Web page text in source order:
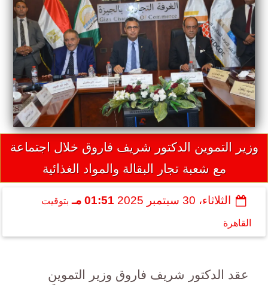
وزير التموين الدكتور شريف فاروق خلال اجتماعة
مع شعبة تجار البقالة والمواد الغذائية
الثلاثاء، 30 سبتمبر 2025 01:51 مـ بتوقيت
القاهرة
عقد الدكتور شريف فاروق وزير التموين